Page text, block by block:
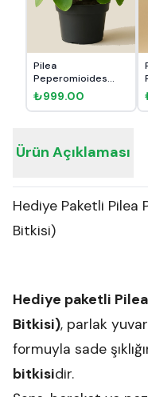
Pilea
Peperomioides
Para Çiçeği
₺999.00
Ürün Açıklaması
Hediye Paketli Pilea
Bitkisi)
Hediye paketli
Bitkisi), parlak
formuyla sade
bitkisidir.